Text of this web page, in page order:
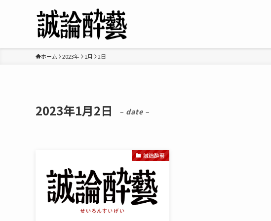
ホーム 2023年 1月 2日
2023年1月2日 – date –
誠論酔藝